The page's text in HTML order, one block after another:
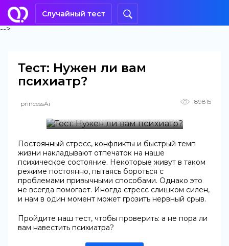
Случайный тест
-->
Тест: Нужен ли вам
психиатр?
princessAi 89815
Постоянный стресс, конфликты и быстрый темп
жизни накладывают отпечаток на наше
психическое состояние. Некоторые живут в таком
режиме постоянно, пытаясь бороться с
проблемами привычными способами. Однако это
не всегда помогает. Иногда стресс слишком силен,
и нам в один момент может грозить нервный срыв.
Пройдите наш тест, чтобы проверить: а не пора ли
вам навестить психиатра?